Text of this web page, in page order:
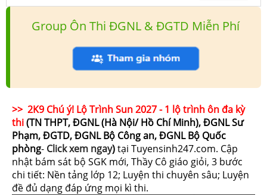
Group Ôn Thi ĐGNL & ĐGTD Miễn Phí
>> 2K9 Chú ý! Lộ Trình Sun 2027 - 1 lộ trình ôn đa kỳ
thi(TN THPT, ĐGNL (Hà Nội/ Hồ Chí Minh), ĐGNL Sư
Phạm, ĐGTD, ĐGNL Bộ Công an, ĐGNL Bộ Quốc
phòng- Click xem ngay)tại Tuyensinh247.com. Cập
nhật bám sát bộ SGK mới, Thầy Cô giáo giỏi, 3 bước
chi tiết: Nền tảng lớp 12; Luyện thi chuyên sâu; Luyện
đề đủ dạng đáp ứng mọi kì thi.